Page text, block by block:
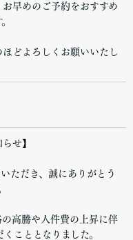
早めのご予約をおすすめ
どよろしくお願いいたし
せ】
ただき、誠にありがとう
高騰や人件費の上昇に伴
こととなりました。